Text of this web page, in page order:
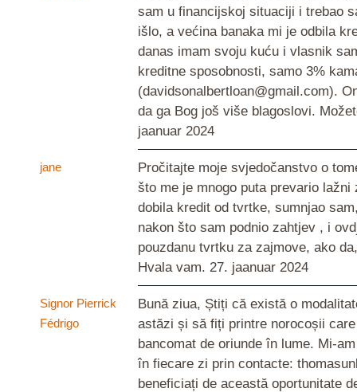
sam u financijskoj situaciji i trebao
išlo, a većina banaka mi je odbila
danas imam svoju kuću i vlasnik
kreditne sposobnosti, samo 3%
(davidsonalbertloan@gmail.com).
da ga Bog još više blagoslovi.
jaanuar 2024
jane
Pročitajte moje svjedočanstvo o
što me je mnogo puta prevario
dobila kredit od tvrtke, sumnjao
nakon što sam podnio zahtjev , i
pouzdanu tvrtku za zajmove, ako
Hvala vam. 27. jaanuar 2024
Signor Pierrick
Fédrigo
Bună ziua, Știți că există o
astăzi și să fiți printre norocoșii
bancomat de oriunde în lume. Mi-
în fiecare zi prin contacte:
beneficiați de această oportunitate